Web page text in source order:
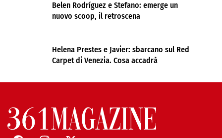
Belen Rodríguez e Stefano: emerge un
nuovo scoop, il retroscena
Helena Prestes e Javier: sbarcano sul Red
Carpet di Venezia. Cosa accadrà